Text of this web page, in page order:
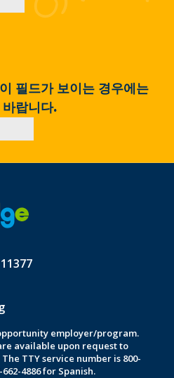
필드가 보이는 경우에는
랍니다.
employer/program.
available upon request to
TTY service number is 800-
4886 for Spanish.